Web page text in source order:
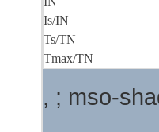
Is/IN
Ts/TN
Tmax/TN
, ; mso-